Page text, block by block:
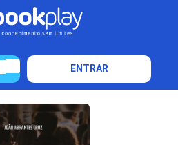
ENTRAR